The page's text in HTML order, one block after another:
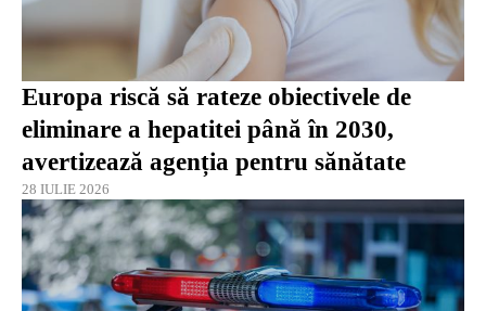
Europa riscă să rateze obiectivele de
eliminare a hepatitei până în 2030,
avertizează agenția pentru sănătate
28 IULIE 2026